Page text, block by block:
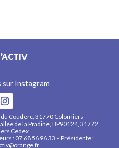
sur Instagram
Couderc, 31770 Colomiers
de la Pradine, BP90124, 31772
Cedex
: 07 68 56 96 33 – Présidente :